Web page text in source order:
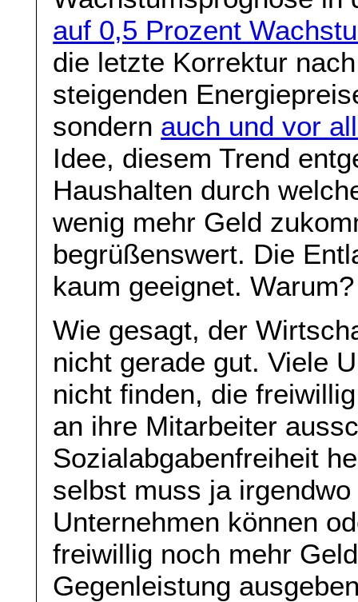
auf 0,5 Prozent
die letzte Korrektur
steigenden
sondern auch und vor
Idee, diesem Trend
Haushalten durch
wenig mehr Geld
begrüßenswert. Die
kaum geeignet. Warum?
Wie gesagt, der
nicht gerade gut. Viele
nicht finden, die
an ihre Mitarbeiter
Sozialabgabenfreiheit
selbst muss ja
Unternehmen können
freiwillig noch mehr
Gegenleistung